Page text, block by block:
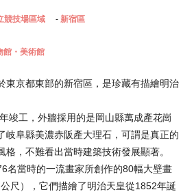
競技場區域 新宿區
館・美術館
東京都東部的新宿區，是珍藏有描繪明治
竣工，外牆採用的是岡山縣萬成產花崗
岐阜縣美濃赤阪產大理石，可謂是真正的
，不難看出當時建築技術發展顯著。
名當時的一流畫家所創作的80幅大壁畫
尺），它們描繪了明治天皇從1852年誕